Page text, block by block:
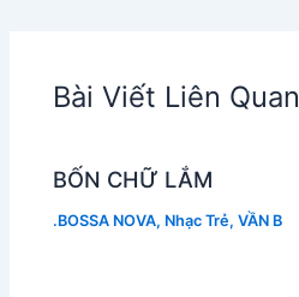
Bài Viết Liên Quan
BỐN CHỮ LẮM
.BOSSA NOVA, Nhạc Trẻ,VẦN B